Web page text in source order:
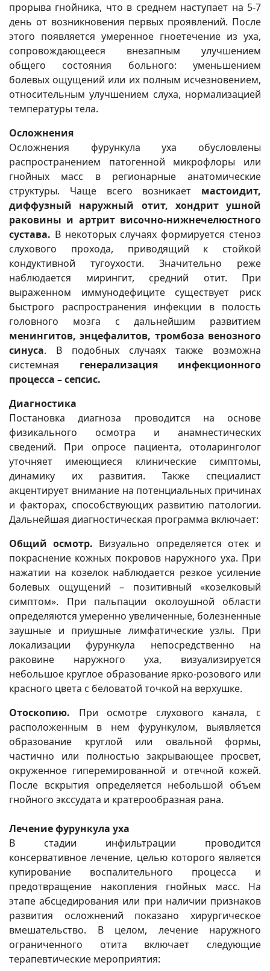
прорыва гнойника, что в среднем наступает на 5-7
день от возникновения первых проявлений. После
этого появляется умеренное гноетечение из уха,
сопровождающееся внезапным улучшением
общего состояния больного: уменьшением
болевых ощущений или их полным исчезновением,
относительным улучшением слуха, нормализацией
температуры тела.
Осложнения
Осложнения фурункула уха обусловлены
распространением патогенной микрофлоры или
гнойных масс в регионарные анатомические
структуры. Чаще всего возникает мастоидит,
диффузный наружный отит, хондрит ушной
раковины и артрит височно-нижнечелюстного
сустава. В некоторых случаях формируется стеноз
слухового прохода, приводящий к стойкой
кондуктивной тугоухости. Значительно реже
наблюдается мирингит, средний отит. При
выраженном иммунодефиците существует риск
быстрого распространения инфекции в полость
головного мозга с дальнейшим развитием
менингитов, энцефалитов, тромбоза венозного
синуса. В подобных случаях также возможна
системная генерализация инфекционного
процесса – сепсис.
Диагностика
Постановка диагноза проводится на основе
физикального осмотра и анамнестических
сведений. При опросе пациента, отоларинголог
уточняет имеющиеся клинические симптомы,
динамику их развития. Также специалист
акцентирует внимание на потенциальных причинах
и факторах, способствующих развитию патологии.
Дальнейшая диагностическая программа включает:
Общий осмотр. Визуально определяется отек и
покраснение кожных покровов наружного уха. При
нажатии на козелок наблюдается резкое усиление
болевых ощущений – позитивный «козелковый
симптом». При пальпации околоушной области
определяются умеренно увеличенные, болезненные
заушные и приушные лимфатические узлы. При
локализации фурункула непосредственно на
раковине наружного уха, визуализируется
небольшое круглое образование ярко-розового или
красного цвета с беловатой точкой на верхушке.
Отоскопию. При осмотре слухового канала, с
расположенным в нем фурункулом, выявляется
образование круглой или овальной формы,
частично или полностью закрывающее просвет,
окруженное гиперемированной и отечной кожей.
После вскрытия определяется небольшой объем
гнойного экссудата и кратерообразная рана.
Лечение фурункула уха
В стадии инфильтрации проводится
консервативное лечение, целью которого является
купирование воспалительного процесса и
предотвращение накопления гнойных масс. На
этапе абсцедирования или при наличии признаков
развития осложнений показано хирургическое
вмешательство. В целом, лечение наружного
ограниченного отита включает следующие
терапевтические мероприятия: